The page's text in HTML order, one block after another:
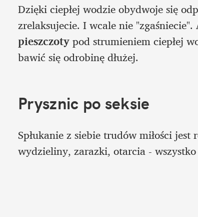
Dzięki ciepłej wodzie obydwoje się
zrelaksujecie. I wcale nie
pieszczoty pod strumieniem ciepłej
bawić się odrobinę dłużej.
Prysznic po seksie
Spłukanie z siebie trudów miłości
wydzieliny, zarazki, otarcia -